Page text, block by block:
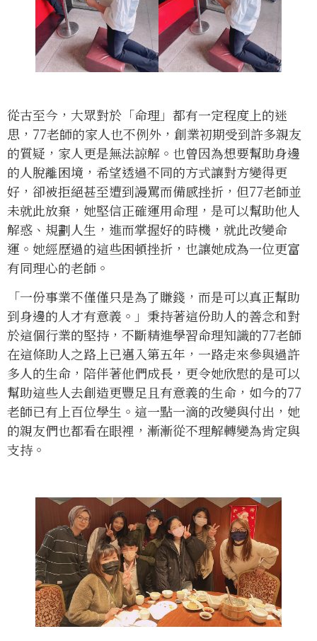
從古至今，大眾對於「命理」都有一定程度上的迷
思，77老師的家人也不例外，創業初期受到許多親友
的質疑，家人更是無法諒解。也曾因為想要幫助身邊
的人脫離困境，希望透過不同的方式讓對方變得更
好，卻被拒絕甚至遭到謾罵而備感挫折，但77老師並
未就此放棄，她堅信正確運用命理，是可以幫助他人
解惑、規劃人生，進而掌握好的時機，就此改變命
運。她經歷過的這些困頓挫折，也讓她成為一位更富
有同理心的老師。
「一份事業不僅僅只是為了賺錢，而是可以真正幫助
到身邊的人才有意義。」秉持著這份助人的善念和對
於這個行業的堅持，不斷精進學習命理知識的77老師
在這條助人之路上已邁入第五年，一路走來參與過許
多人的生命，陪伴著他們成長，更令她欣慰的是可以
幫助這些人去創造更豐足且有意義的生命，如今的77
老師已有上百位學生。這一點一滴的改變與付出，她
的親友們也都看在眼裡，漸漸從不理解轉變為肯定與
支持。